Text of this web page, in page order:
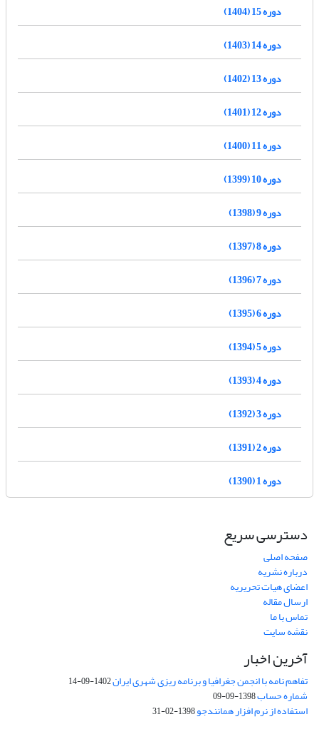
دوره 15 (1404)
دوره 14 (1403)
دوره 13 (1402)
دوره 12 (1401)
دوره 11 (1400)
دوره 10 (1399)
دوره 9 (1398)
دوره 8 (1397)
دوره 7 (1396)
دوره 6 (1395)
دوره 5 (1394)
دوره 4 (1393)
دوره 3 (1392)
دوره 2 (1391)
دوره 1 (1390)
دسترسی سریع
صفحه اصلی
درباره نشریه
اعضای هیات تحریریه
ارسال مقاله
تماس با ما
نقشه سایت
آخرین اخبار
تفاهم نامه با انجمن جغرافیا و برنامه ریزی شهری ایران1402-09-14
شماره حساب1398-09-09
استفاده از نرم افزار همانندجو1398-02-31